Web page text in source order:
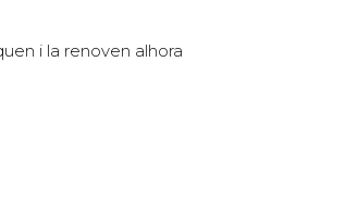
i la renoven alhora